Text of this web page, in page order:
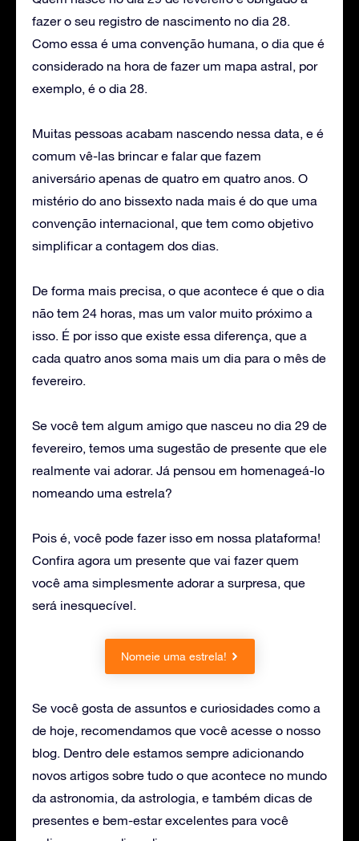
fazer o seu registro de nascimento no dia 28.
Como essa é uma convenção humana, o dia que é
considerado na hora de fazer um mapa astral, por
exemplo, é o dia 28.
Muitas pessoas acabam nascendo nessa data, e é
comum vê-las brincar e falar que fazem
aniversário apenas de quatro em quatro anos. O
mistério do ano bissexto nada mais é do que uma
convenção internacional, que tem como objetivo
simplificar a contagem dos dias.
De forma mais precisa, o que acontece é que o dia
não tem 24 horas, mas um valor muito próximo a
isso. É por isso que existe essa diferença, que a
cada quatro anos soma mais um dia para o mês de
fevereiro.
Se você tem algum amigo que nasceu no dia 29 de
fevereiro, temos uma sugestão de presente que ele
realmente vai adorar. Já pensou em homenageá-lo
nomeando uma estrela?
Pois é, você pode fazer isso em nossa plataforma!
Confira agora um presente que vai fazer quem
você ama simplesmente adorar a surpresa, que
será inesquecível.
Nomeie uma estrela!
Se você gosta de assuntos e curiosidades como a
de hoje, recomendamos que você acesse o nosso
blog. Dentro dele estamos sempre adicionando
novos artigos sobre tudo o que acontece no mundo
da astronomia, da astrologia, e também dicas de
presentes e bem-estar excelentes para você